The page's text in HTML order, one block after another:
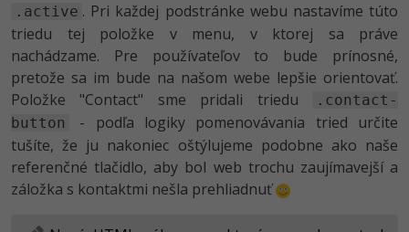
.active . Pri každej podstránke webu nastavíme túto
triedu tej položke v menu, v ktorej sa práve
nachádzame. Pre používateľov to bude prínosné,
pretože sa im bude na našom webe lepšie orientovať.
Položke "Contact" sme pridali triedu
.contact-
button
- podľa logiky pomenovávania tried určite
tušíte, že ju nakoniec oštýlujeme podobne ako naše
referenčné tlačidlo, aby bol web trochu zaujímavejší a
záložka s kontaktmi nešla prehliadnuť